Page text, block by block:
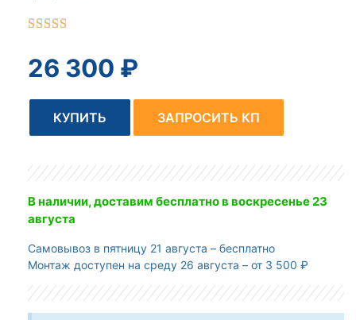

26 300 ₽
КУПИТЬ ЗАПРОСИТЬ КП
В наличии, доставим бесплатнов воскресенье 23
августа
Самовывоз в пятницу 21 августа – бесплатно
Монтаж доступен на среду 26 августа – от 3 500 ₽